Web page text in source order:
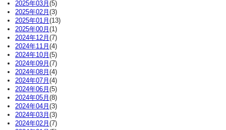
2025年03月 (5)
2025年02月 (3)
2025年01月 (13)
2025年00月 (1)
2024年12月 (7)
2024年11月 (4)
2024年10月 (5)
2024年09月 (7)
2024年08月 (4)
2024年07月 (4)
2024年06月 (5)
2024年05月 (8)
2024年04月 (3)
2024年03月 (3)
2024年02月 (7)